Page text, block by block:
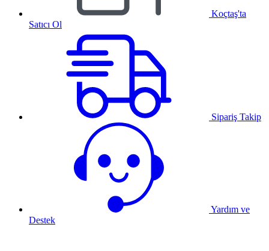
Koçtaş'ta
Satıcı Ol
Sipariş Takip
Yardım ve
Destek